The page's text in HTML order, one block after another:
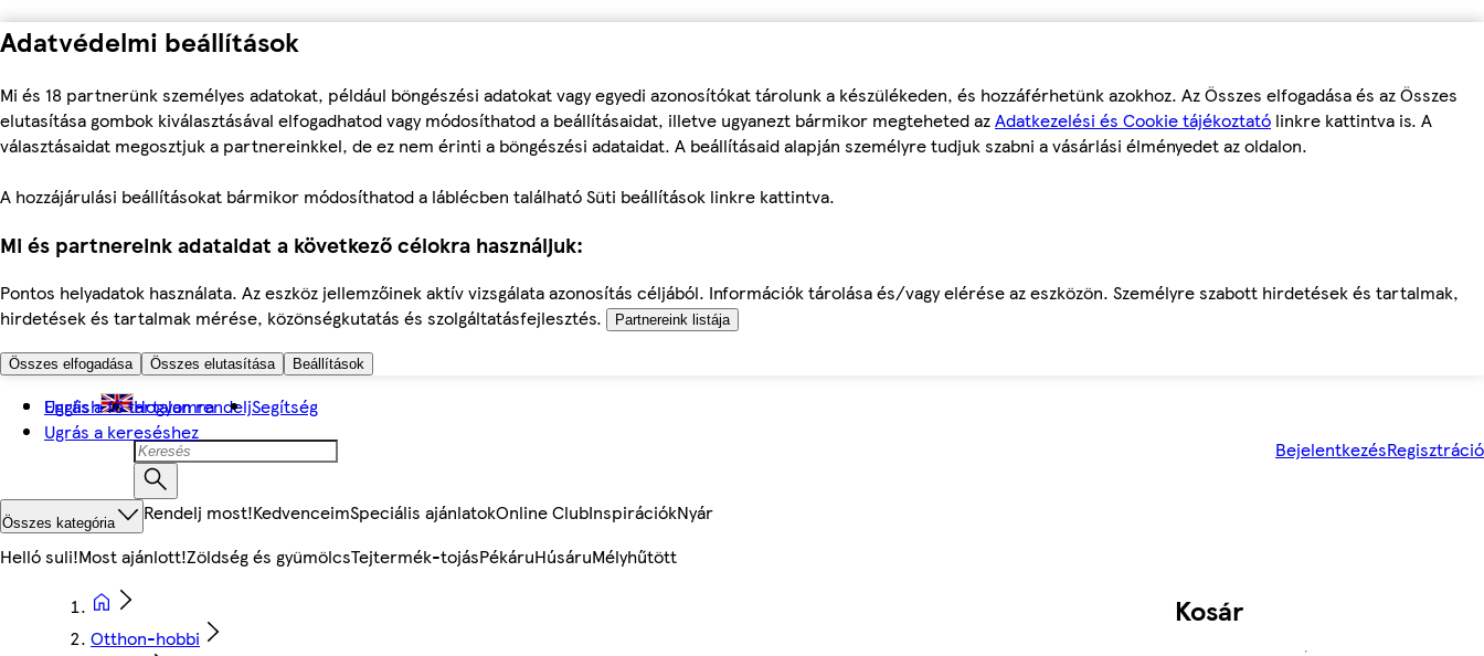
Adatvédelmi beállítások
Mi és 18 partnerünk személyes adatokat, például böngészési adatokat vagy egyedi azonosítókat tárolunk a készülékeden, és hozzáférhetünk azokhoz. Az Összes elfogadása és az Összes
elutasítása gombok kiválasztásával elfogadhatod vagy módosíthatod a beállításaidat, illetve ugyanezt bármikor megteheted azAdatkezelési és Cookie tájékoztató linkre kattintva is. A
választásaidat megosztjuk a partnereinkkel, de ez nem érinti a böngészési adataidat. A beállításaid alapján személyre tudjuk szabni a vásárlási élményedet az oldalon.
A hozzájárulási beállításokat bármikor módosíthatod a láblécben található Süti beállítások linkre kattintva.
Mi és partnereink adataidat a következő célokra használjuk:
Pontos helyadatok használata. Az eszköz jellemzőinek aktív vizsgálata azonosítás céljából. Információk tárolása és/vagy elérése az eszközön. Személyre szabott hirdetések és tartalmak,
hirdetések és tartalmak mérése, közönségkutatás és szolgáltatásfejlesztés.
Partnereink listája
Összes elfogadása Összes elutasítása Beállítások
Ugrás a fő tartalomra
Ugrás a kereséshez
English Hogyan rendeljSegítség
BejelentkezésRegisztráció
Összes kategória Rendelj most!KedvenceimSpeciális ajánlatokOnline ClubInspirációkNyár
Helló suli!Most ajánlott!Zöldség és gyümölcsTejtermék-tojásPékáruHúsáruMélyhűtött
Otthon-hobbi
Kosár